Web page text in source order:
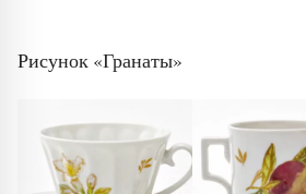
Рисунок «Гранаты»